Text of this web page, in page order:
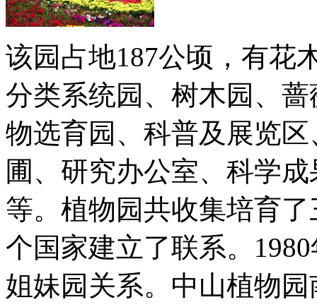
该园占地187公顷，有花
分类系统园、树木园、
物选育园、科普及展览
圃、研究办公室、科学
等。植物园共收集培育
个国家建立了联系。
姐妹园关系。中山植物